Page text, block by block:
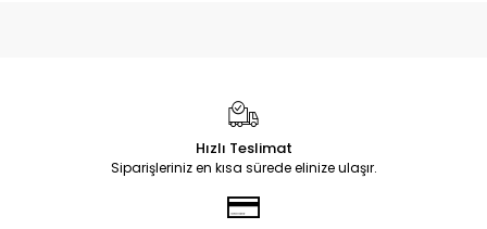
Hızlı Teslimat
Siparişleriniz en kısa sürede elinize ulaşır.